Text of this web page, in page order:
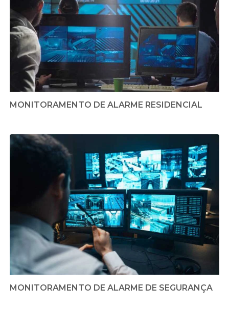
MONITORAMENTO DE ALARME RESIDENCIAL
MONITORAMENTO DE ALARME DE SEGURANÇA